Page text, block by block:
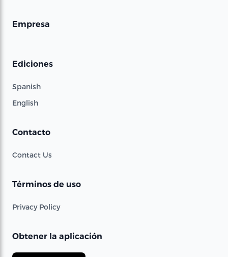
Empresa
Ediciones
Spanish
English
Contacto
Contact Us
Términos de uso
Privacy Policy
Obtener la aplicación